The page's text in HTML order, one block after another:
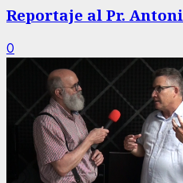
Reportaje al Pr.
0